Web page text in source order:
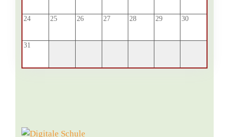
24 25 26 27 28 29 30
31